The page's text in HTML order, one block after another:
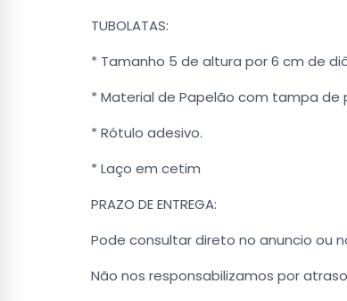
TUBOLATAS:
* Tamanho 5 de altura por 6 cm de
* Material de Papelão com tampa de
* Rótulo adesivo.
* Laço em cetim
PRAZO DE ENTREGA:
Pode consultar direto no anuncio ou
Não nos responsabilizamos por